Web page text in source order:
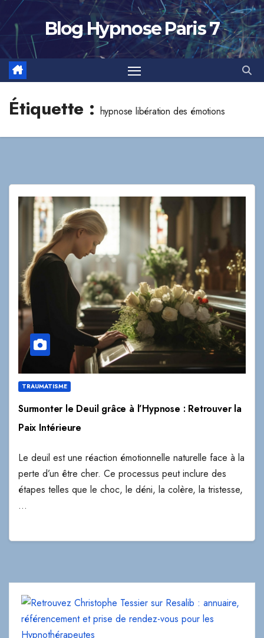
Skip
content
Blog Hypnose Paris 7
Étiquette : hypnose libération des émotions
TRAUMATISME
Surmonter le Deuil grâce à l’Hypnose : Retrouver la
Paix Intérieure
Le deuil est une réaction émotionnelle naturelle face à la
perte d’un être cher. Ce processus peut inclure des
étapes telles que le choc, le déni, la colère, la tristesse,
…